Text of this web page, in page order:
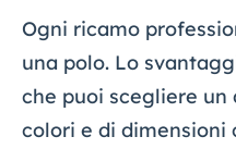
Ogni ricamo
una polo. Lo
che puoi scegliere un
colori e di dimensioni